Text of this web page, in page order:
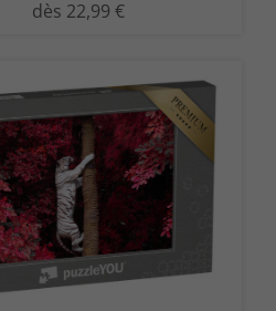
dès 22,99 €